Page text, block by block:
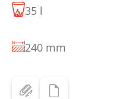
35 l
240 mm